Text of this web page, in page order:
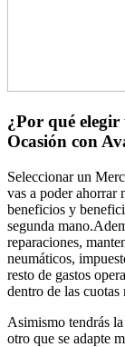
¿Por qué
Ocasión con
Seleccionar un
vas a poder ahorrar
beneficios y
segunda
reparaciones,
neumáticos,
resto de gastos
dentro de las cuotas
Asimismo tendrás
otro que se adapte